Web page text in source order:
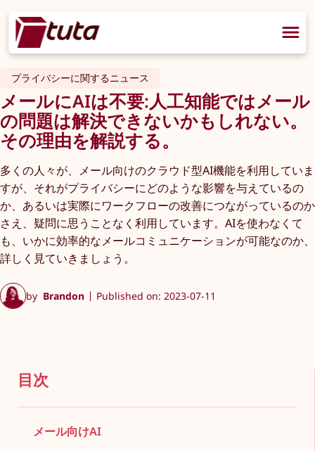
プライバシーに関するニュース
メールにAIは不要:人工知能ではメール
の問題は解決できないかもしれない。
その理由を解説する。
多くの人々が、メール向けのクラウド型AI機能を利用していま
すが、それがプライバシーにどのような影響を与えているの
か、あるいは実際にワークフローの改善につながっているのか
さえ、疑問に思うことなく利用しています。AIを使わなくて
も、いかに効率的なメールコミュニケーションが可能なのか、
詳しく見ていきましょう。
by Brandon Published on: 2023-07-11
目次
メール向けAI